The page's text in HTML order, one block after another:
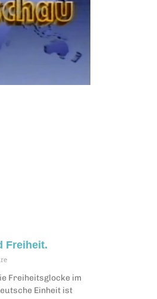
Freiheit.
Freiheitsglocke im
Einheit ist